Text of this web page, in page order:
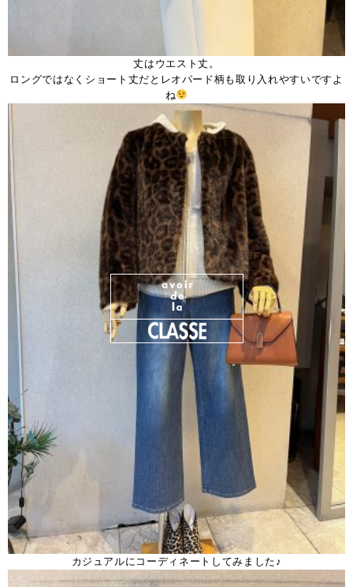
丈はウエスト丈。
ロングではなくショート丈だとレオパード柄も取り入れやすいですよ
ね
カジュアルにコーディネートしてみました♪